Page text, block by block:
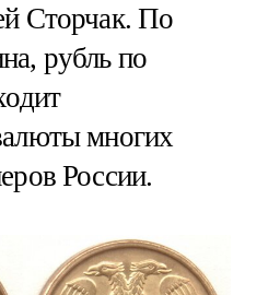
Сторчак. По
рубль по
многих
России.